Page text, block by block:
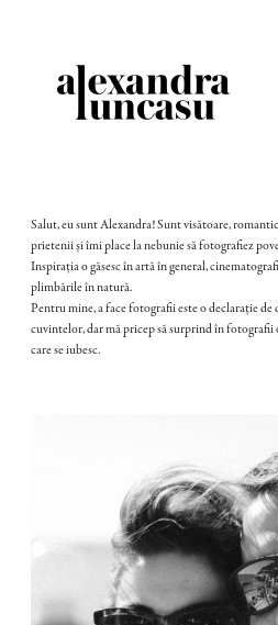
ABOUT
STORIES
STORYTELLING
Salut, eu sunt Alexandra! Sunt visătoare,
prietenii și îmi place la nebunie să fotografiez
Inspirația o găsesc în artă în general,
plimbările în natură.
Pentru mine, a face fotografii este o declarație de
cuvintelor, dar mă pricep să surprind în fotografii
care se iubesc.